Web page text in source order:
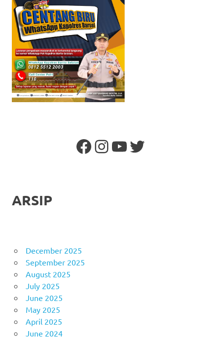
Facebook
Instagram
YouTube
Twitter
ARSIP
December 2025
September 2025
August 2025
July 2025
June 2025
May 2025
April 2025
June 2024